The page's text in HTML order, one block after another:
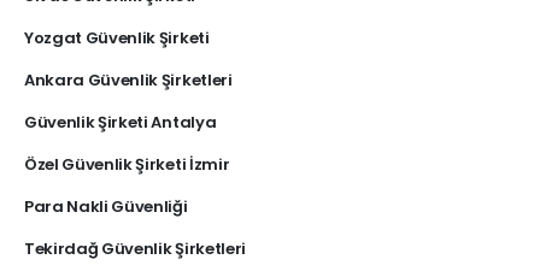
Yozgat Güvenlik Şirketi
Ankara Güvenlik Şirketleri
Güvenlik Şirketi Antalya
Özel Güvenlik Şirketi İzmir
Para Nakli Güvenliği
Tekirdağ Güvenlik Şirketleri